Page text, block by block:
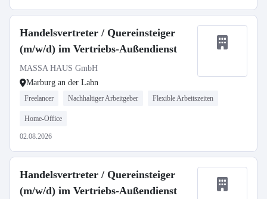
Handelsvertreter / Quereinsteiger
(m/w/d) im Vertriebs-Außendienst
MASSA HAUS GmbH
Marburg an der Lahn
Freelancer Nachhaltiger Arbeitgeber Flexible Arbeitszeiten
Home-Office
02.08.2026
Handelsvertreter / Quereinsteiger
(m/w/d) im Vertriebs-Außendienst